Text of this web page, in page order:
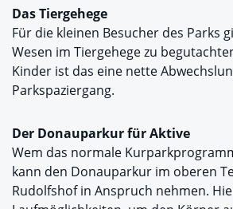
Das Tiergehege
Für die kleinen Besucher des Parks
Wesen im Tiergehege zu
Kinder ist das eine nette
Parkspaziergang.
Der Donauparkur für Aktive
Wem das normale
kann den Donauparkur im oberen
Rudolfshof in Anspruch nehmen.